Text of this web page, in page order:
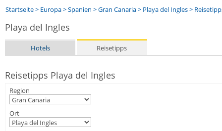
Startseite> Europa>Spanien >Gran Canaria> Playa del Ingles>
Playa del Ingles
Hotels Reisetipps
Reisetipps Playa del Ingles
Region
Ort